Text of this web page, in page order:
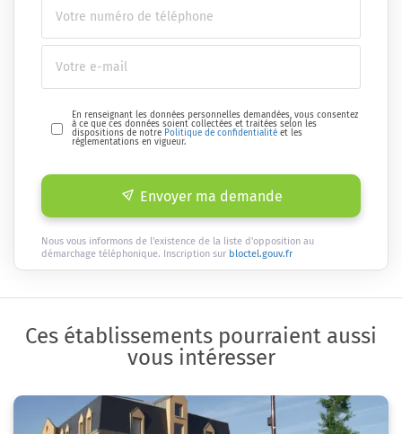
En renseignant les données personnelles demandées, vous consentez
à ce que ces données soient collectées et traitées selon les
dispositions de notre Politique de confidentialité et les
réglementations en vigueur.
Envoyer ma demande
Nous vous informons de l'existence de la liste d'opposition au
démarchage téléphonique. Inscription sur bloctel.gouv.fr
Ces établissements pourraient aussi
vous intéresser